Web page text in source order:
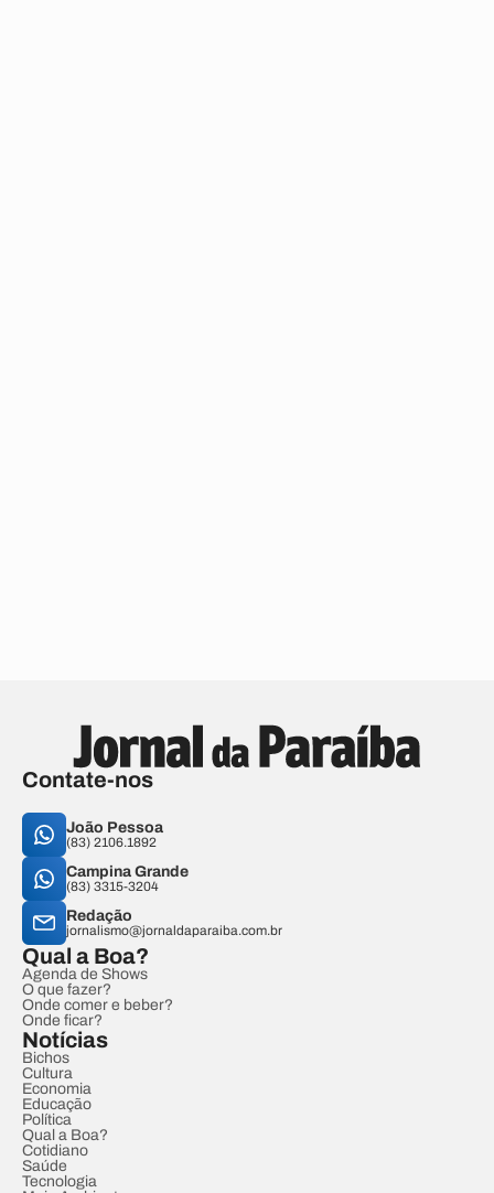
Contate-nos
João Pessoa
(83) 2106.1892
Campina Grande
(83) 3315-3204
Redação
jornalismo@jornaldaparaiba.com.br
Qual a Boa?
Agenda de Shows
O que fazer?
Onde comer e beber?
Onde ficar?
Notícias
Bichos
Cultura
Economia
Educação
Política
Qual a Boa?
Cotidiano
Saúde
Tecnologia